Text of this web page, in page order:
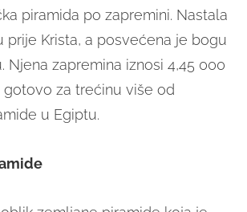
piramida po zapremini. Nastala
prije Krista, a posvećena je bogu
Njena zapremina iznosi 4,45 000
gotovo za trećinu više od
u Egiptu.